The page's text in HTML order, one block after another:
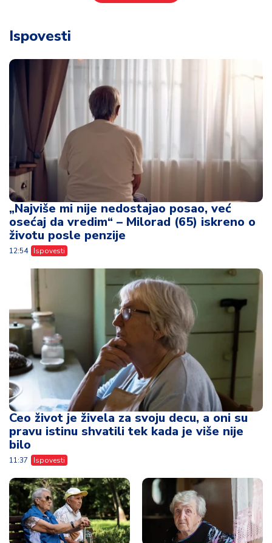
Ispovesti
„Najviše mi nije nedostajao posao, već
osećaj da vredim“ – Milorad (65) iskreno o
životu posle penzije
12:54 Ispovesti
Ceo život je živela za svoju decu, a oni su
pravu istinu shvatili tek kada je više nije
bilo
11:37 Ispovesti